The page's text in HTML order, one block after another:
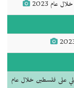
عام 2023
على فلسطين خلال عام